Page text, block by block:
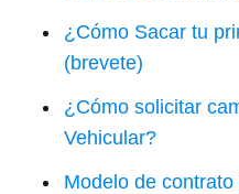
¿Cómo Sacar tu
(brevete)
¿Cómo solicitar
Vehicular?
Modelo de